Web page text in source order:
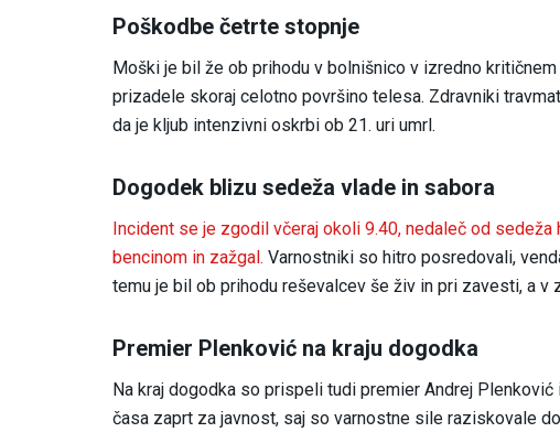
Poškodbe četrte stopnje
Moški je bil že ob prihodu v bolnišnico v izredno
prizadele skoraj celotno površino telesa. Zdravniki
da je kljub intenzivni oskrbi ob 21. uri umrl.
Dogodek blizu sedeža vlade in sabora
Incident se je zgodil včeraj okoli 9.40, nedaleč od
bencinom in zažgal. Varnostniki so hitro posredovali,
temu je bil ob prihodu reševalcev še živ in pri zavesti, a v
Premier Plenković na kraju dogodka
Na kraj dogodka so prispeli tudi premier Andrej
časa zaprt za javnost, saj so varnostne sile raziskovale